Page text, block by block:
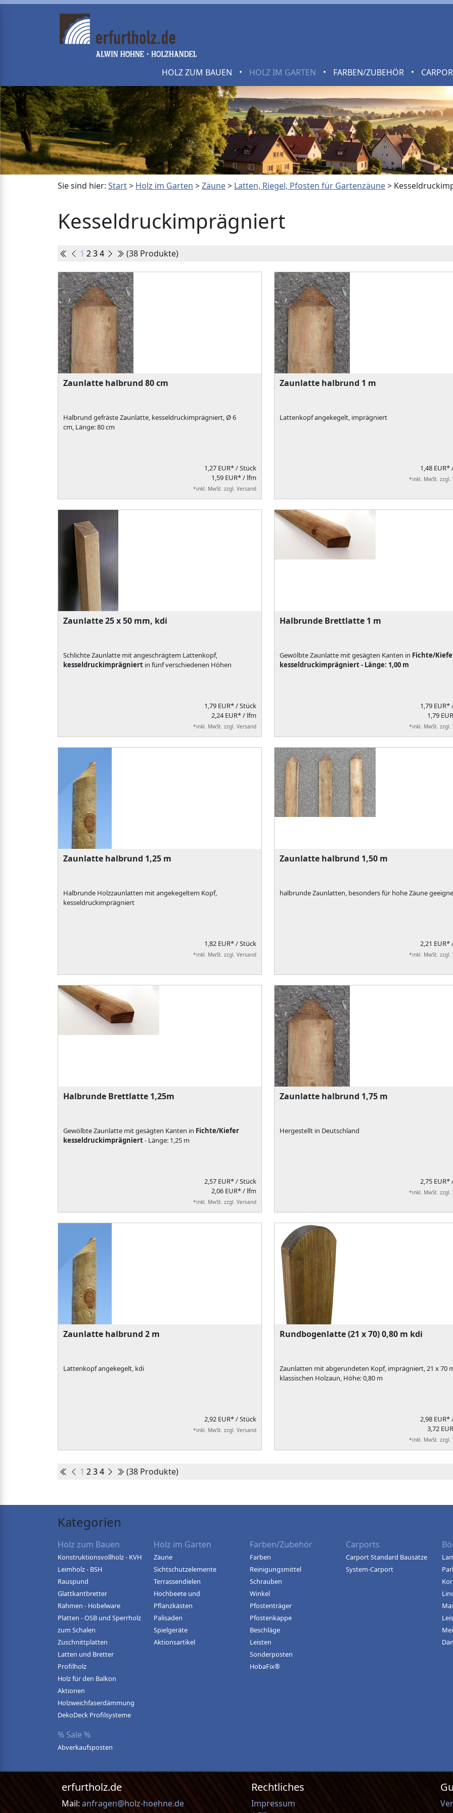
HOLZ ZUM BAUEN • HOLZ IM GARTEN • FARBEN/ZUBEHÖR •
Sie sind hier: Start> Holz im Garten >Zäune> Latten, Riegel, Pfosten für Gartenzäune>
Kesseldruckimprägniert
1 234 (38 Produkte)
Zaunlatte halbrund 80 cm
Halbrund gefräste Zaunlatte, kesseldruckimprägniert, Ø 6
cm, Länge: 80 cm
1,27 EUR*/ Stück
1,59 EUR* / lfm
*inkl. MwSt. zzgl. Versand
Zaunlatte halbrund 1 m
Lattenkopf angekegelt, imprägniert
1,48 EUR*
*inkl. MwSt. zzgl.
Zaunlatte 25 x 50 mm, kdi
Schlichte Zaunlatte mit angeschrägtem Lattenkopf,
kesseldruckimprägniert in fünf verschiedenen Höhen
1,79 EUR*/ Stück
2,24 EUR* / lfm
*inkl. MwSt. zzgl. Versand
Halbrunde Brettlatte 1 m
Gewölbte Zaunlatte mit gesägten Kanten in Fichte/
kesseldruckimprägniert - Länge: 1,00 m
1,79 EUR*
1,79
*inkl. MwSt. zzgl.
Zaunlatte halbrund 1,25 m
Halbrunde Holzzaunlatten mit angekegeltem Kopf,
kesseldruckimprägniert
1,82 EUR*/ Stück
*inkl. MwSt. zzgl. Versand
Zaunlatte halbrund 1,50 m
halbrunde Zaunlatten, besonders für hohe Zäune
2,21 EUR*
*inkl. MwSt. zzgl.
Halbrunde Brettlatte 1,25m
Gewölbte Zaunlatte mit gesägten Kanten in Fichte/Kiefer
kesseldruckimprägniert- Länge: 1,25 m
2,57 EUR*/ Stück
2,06 EUR* / lfm
*inkl. MwSt. zzgl. Versand
Zaunlatte halbrund 1,75 m
Hergestellt in Deutschland
2,75 EUR*
*inkl. MwSt. zzgl.
Zaunlatte halbrund 2 m
Lattenkopf angekegelt, kdi
2,92 EUR*/ Stück
*inkl. MwSt. zzgl. Versand
Rundbogenlatte (21 x 70) 0,80 m kdi
Zaunlatten mit abgerundeten Kopf, imprägniert, 21 x 70
klassischen Holzaun, Höhe: 0,80 m
2,98 EUR*
3,72
*inkl. MwSt. zzgl.
1 234 (38 Produkte)
Kategorien
Holz zum Bauen
Konstruktionsvollholz - KVH
Leimholz - BSH
Rauspund
Glattkantbretter
Rahmen - Hobelware
Platten - OSB und Sperrholz
zum Schalen
Zuschnittplatten
Latten und Bretter
Profilholz
Holz für den Balkon
Aktionen
Holzweichfaserdämmung
DekoDeck Profilsysteme
Holz im Garten
Zäune
Sichtschutzelemente
Terrassendielen
Hochbeete und
Pflanzkästen
Palisaden
Spielgeräte
Aktionsartikel
Farben/Zubehör
Farben
Reinigungsmittel
Schrauben
Winkel
Pfostenträger
Pfostenkappe
Beschläge
Leisten
Sonderposten
HobaFix®
Carports
Carport Standard Bausätze
System-Carport
% Sale %
Abverkaufsposten
erfurtholz.de
Mail: anfragen@holz-hoehne.de
Rechtliches
Impressum